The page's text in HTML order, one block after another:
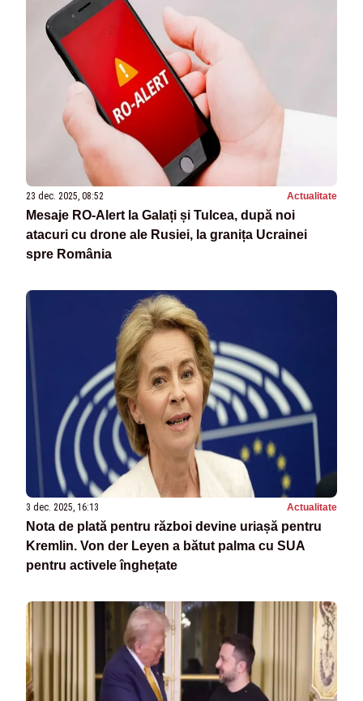
23 dec. 2025, 08:52 Actualitate
Mesaje RO-Alert la Galați și Tulcea, după noi
atacuri cu drone ale Rusiei, la granița Ucrainei
spre România
3 dec. 2025, 16:13 Actualitate
Nota de plată pentru război devine uriașă pentru
Kremlin. Von der Leyen a bătut palma cu SUA
pentru activele înghețate